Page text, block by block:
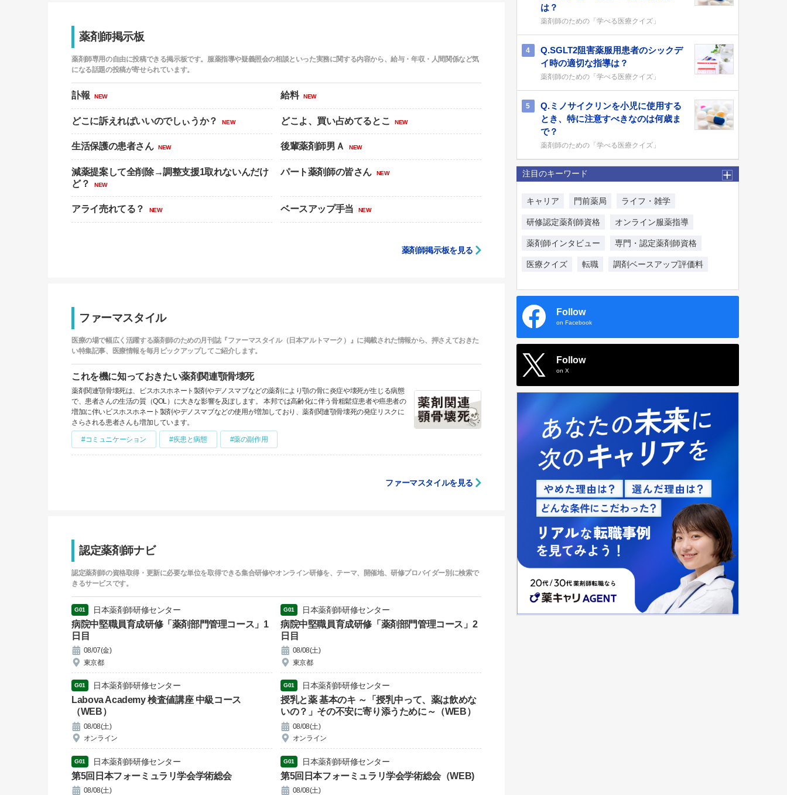
薬剤師掲示板
薬剤師専用の自由に投稿できる掲示板です。服薬指導や疑義照会の相談といった実務に関する内容から、給与・年収・人間関係など気
になる話題の投稿が寄せられています。
訃報 NEW 給料 NEW
どこに訴えればいいのでしぃうか？ NEW どこよ、買い占めてるとこ NEW
生活保護の患者さん NEW 後輩薬剤師男Ａ NEW
減薬提案して全削除→調整支援1取れないんだけ
ど？
NEW
パート薬剤師の皆さん NEW
アライ売れてる？ NEW ベースアップ手当 NEW
薬剤師掲示板を見る
ファーマスタイル
医療の場で幅広く活躍する薬剤師のための月刊誌『ファーマスタイル（日本アルトマーク）』に掲載された情報から、押さえておきた
い特集記事、医療情報を毎月ピックアップしてご紹介します。
これを機に知っておきたい薬剤関連顎骨壊死
薬剤関連顎骨壊死は、ビスホスホネート製剤やデノスマブなどの薬剤により顎の骨に炎症や壊死が生じる病態
で、患者さんの生活の質（QOL）に大きな影響を及ぼします。 本邦では高齢化に伴う骨粗鬆症患者や癌患者の
増加に伴いビスホスホネート製剤やデノスマブなどの使用が増加しており、薬剤関連顎骨壊死の発症リスクに
さらされる患者さんも増加しています。
#コミュニケーション #疾患と病態 #薬の副作用
ファーマスタイルを見る
認定薬剤師ナビ
認定薬剤師の資格取得・更新に必要な単位を取得できる集合研修やオンライン研修を、テーマ、開催地、研修プロバイダー別に検索で
きるサービスです。
G01 日本薬剤師研修センター
病院中堅職員育成研修「薬剤部門管理コース」1
日目
08/07(金)
東京都
G01 日本薬剤師研修センター
病院中堅職員育成研修「薬剤部門管理コース」2
日目
08/08(土)
東京都
G01 日本薬剤師研修センター
Labova Academy 検査値講座 中級コース
（WEB）
08/08(土)
オンライン
G01 日本薬剤師研修センター
授乳と薬 基本のキ ～「授乳中って、薬は飲めな
いの？」その不安に寄り添うために～（WEB）
08/08(土)
オンライン
G01 日本薬剤師研修センター
第5回日本フォーミュラリ学会学術総会
08/08(土)
G01 日本薬剤師研修センター
第5回日本フォーミュラリ学会学術総会（WEB)
08/08(土)
は？
薬剤師のための「学べる医療クイズ」
4
Q.SGLT2阻害薬服用患者のシックデ
イ時の適切な指導は？
薬剤師のための「学べる医療クイズ」
5
Q.ミノサイクリンを小児に使用する
とき、特に注意すべきなのは何歳ま
で？
薬剤師のための「学べる医療クイズ」
注目のキーワード
キャリア 門前薬局 ライフ・雑学
研修認定薬剤師資格 オンライン服薬指導
薬剤師インタビュー 専門・認定薬剤師資格
医療クイズ 転職 調剤ベースアップ評価料
Follow
on Facebook
Follow
on X